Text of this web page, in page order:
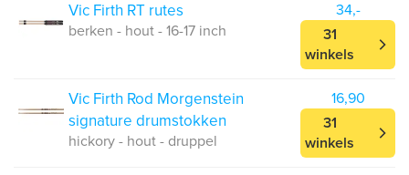
Vic Firth RT rutes
berken - hout - 16-17 inch
34,-
31
winkels
Vic Firth Rod Morgenstein
signature drumstokken
hickory - hout - druppel
16,90
31
winkels